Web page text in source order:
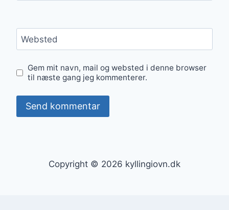
Websted
Gem mit navn, mail og websted i denne browser
til næste gang jeg kommenterer.
Copyright © 2026 kyllingiovn.dk